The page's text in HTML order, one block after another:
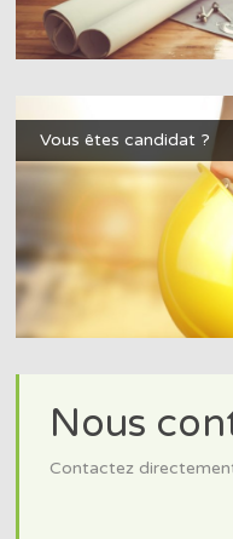
Vous êtes candidat ?
Nous
Contactez